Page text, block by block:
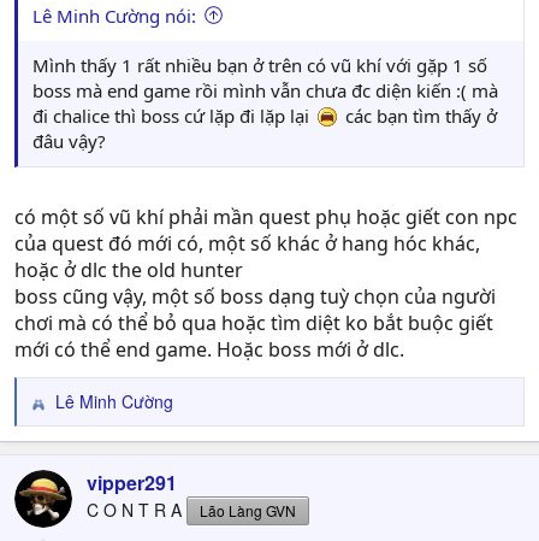
Lê Minh Cường nói:
Mình thấy 1 rất nhiều bạn ở trên có vũ khí với gặp 1 số
boss mà end game rồi mình vẫn chưa đc diện kiến :( mà
đi chalice thì boss cứ lặp đi lặp lại
các bạn tìm thấy ở
đâu vậy?
có một số vũ khí phải mần quest phụ hoặc giết con npc
của quest đó mới có, một số khác ở hang hóc khác,
hoặc ở dlc the old hunter
boss cũng vậy, một số boss dạng tuỳ chọn của người
chơi mà có thể bỏ qua hoặc tìm diệt ko bắt buộc giết
mới có thể end game. Hoặc boss mới ở dlc.
R
e
c
t
i
Lê Minh Cường
vipper291
C O N T R A Lão Làng GVN